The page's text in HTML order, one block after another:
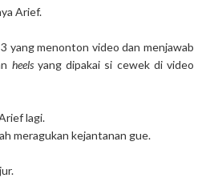
Arief.
yang menonton video dan menjawab
heelsyang dipakai si cewek di video
lagi.
meragukan kejantanan gue.